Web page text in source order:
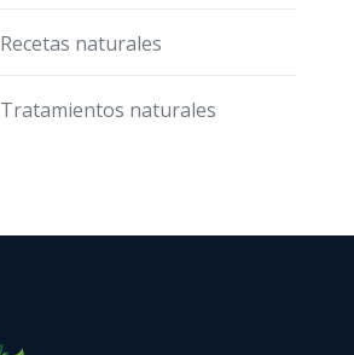
Recetas naturales
Tratamientos naturales